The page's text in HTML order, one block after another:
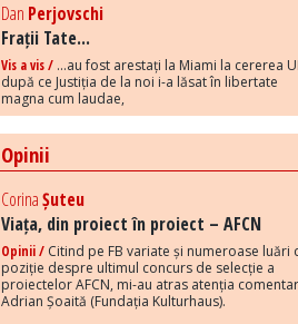
Dan Perjovschi
Frații Tate...
Vis a vis / ...au fost arestați la Miami la cererea
după ce Justiția de la noi i-a lăsat în libertate
magna cum laudae,
Opinii
CorinaȘuteu
Viața, din proiect în proiect – AFCN
Opinii / Citind pe FB variate și numeroase luări
poziție despre ultimul concurs de selecție a
proiectelor AFCN, mi-au atras atenția
Adrian Șoaită (Fundația Kulturhaus).